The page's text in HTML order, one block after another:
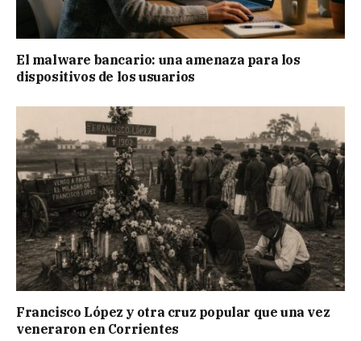
El malware bancario: una amenaza para los
dispositivos de los usuarios
Francisco López y otra cruz popular que una vez
veneraron en Corrientes